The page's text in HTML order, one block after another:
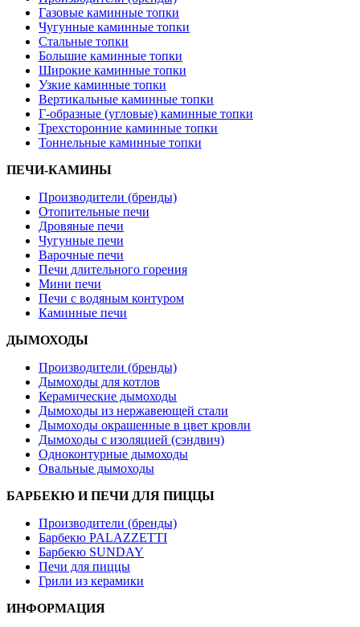
Газовые каминные топки
Чугунные каминные топки
Стальные топки
Большие каминные топки
Широкие каминные топки
Узкие каминные топки
Вертикальные каминные топки
Г-образные (угловые) каминные топки
Трехсторонние каминные топки
Тоннельные каминные топки
ПЕЧИ-КАМИНЫ
Производители (бренды)
Отопительные печи
Дровяные печи
Чугунные печи
Варочные печи
Печи длительного горения
Мини печи
Печи с водяным контуром
Каминные печи
ДЫМОХОДЫ
Производители (бренды)
Дымоходы для котлов
Керамические дымоходы
Дымоходы из нержавеющей стали
Дымоходы окрашенные в цвет кровли
Дымоходы с изоляцией (сэндвич)
Одноконтурные дымоходы
Овальные дымоходы
БАРБЕКЮ И ПЕЧИ ДЛЯ ПИЦЦЫ
Производители (бренды)
Барбекю PALAZZETTI
Барбекю SUNDAY
Печи для пиццы
Грили из керамики
ИНФОРМАЦИЯ